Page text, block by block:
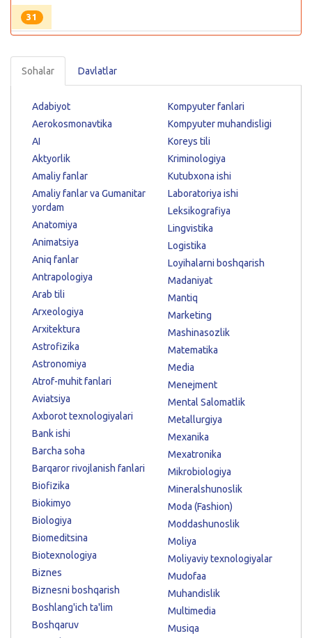
31
Sohalar Davlatlar
Adabiyot
Aerokosmonavtika
AI
Aktyorlik
Amaliy fanlar
Amaliy fanlar va Gumanitar
yordam
Anatomiya
Animatsiya
Aniq fanlar
Antrapologiya
Arab tili
Arxeologiya
Arxitektura
Astrofizika
Astronomiya
Atrof-muhit fanlari
Aviatsiya
Axborot texnologiyalari
Bank ishi
Barcha soha
Barqaror rivojlanish fanlari
Biofizika
Biokimyo
Biologiya
Biomeditsina
Biotexnologiya
Biznes
Biznesni boshqarish
Boshlang'ich ta'lim
Boshqaruv
Kompyuter fanlari
Kompyuter muhandisligi
Koreys tili
Kriminologiya
Kutubxona ishi
Laboratoriya ishi
Leksikografiya
Lingvistika
Logistika
Loyihalarni boshqarish
Madaniyat
Mantiq
Marketing
Mashinasozlik
Matematika
Media
Menejment
Mental Salomatlik
Metallurgiya
Mexanika
Mexatronika
Mikrobiologiya
Mineralshunoslik
Moda (Fashion)
Moddashunoslik
Moliya
Moliyaviy texnologiyalar
Mudofaa
Muhandislik
Multimedia
Musiqa